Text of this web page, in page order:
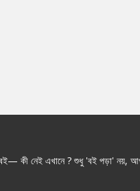
বই— কী নেই এখানে ? শুধু 'বই পড়া' নয়,